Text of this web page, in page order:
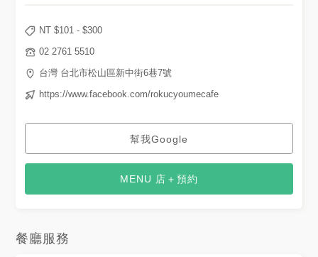
NT $101 - $300
02 2761 5510
台灣 台北市松山區新中街6巷7號
https://www.facebook.com/rokucyoumecafe
幫我Google
MENU 店＋預約
餐廳服務